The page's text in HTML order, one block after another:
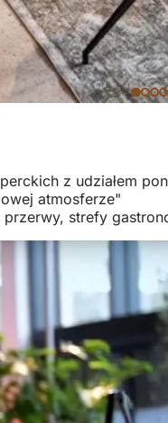
z udziałem
atmosferze"
strefy